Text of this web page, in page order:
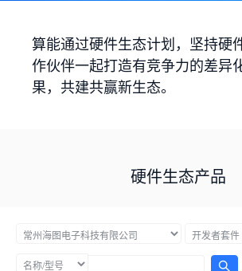
算能通过硬件生态计划，坚持硬
作伙伴一起打造有竞争力的差异
果，共建共赢新生态。
硬件生态产品